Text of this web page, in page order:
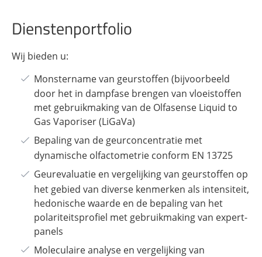
Dienstenportfolio
Wij bieden u:
Monstername van geurstoffen (bijvoorbeeld
door het in dampfase brengen van vloeistoffen
met gebruikmaking van de Olfasense Liquid to
Gas Vaporiser (LiGaVa)
Bepaling van de geurconcentratie met
dynamische olfactometrie conform EN 13725
Geurevaluatie en vergelijking van geurstoffen op
het gebied van diverse kenmerken als intensiteit,
hedonische waarde en de bepaling van het
polariteitsprofiel met gebruikmaking van expert-
panels
Moleculaire analyse en vergelijking van